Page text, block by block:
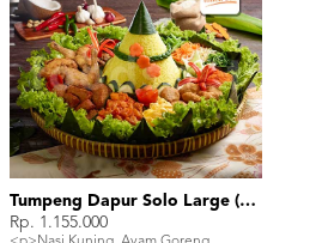
Tumpeng Dapur Solo Large (30 pax)
Rp. 1.155.000